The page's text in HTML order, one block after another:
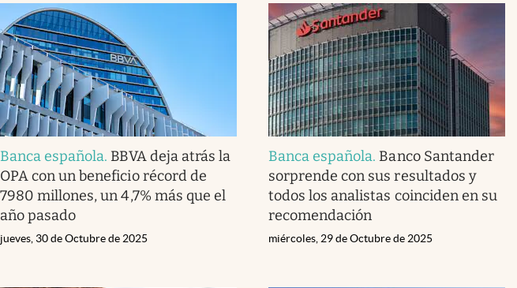
Banca española. BBVA deja atrás la
OPA con un beneficio récord de
7980 millones, un 4,7% más que el
año pasado
jueves, 30 de Octubre de 2025
Banca española. Banco Santander
sorprende con sus resultados y
todos los analistas coinciden en su
recomendación
miércoles, 29 de Octubre de 2025